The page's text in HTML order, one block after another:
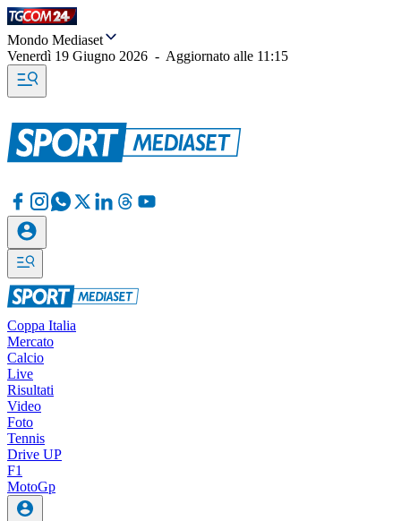
Mondo Mediaset
Venerdì 19 Giugno 2026 - Aggiornato alle 11:15
Coppa Italia
Mercato
Calcio
Live
Risultati
Video
Foto
Tennis
Drive UP
F1
MotoGp